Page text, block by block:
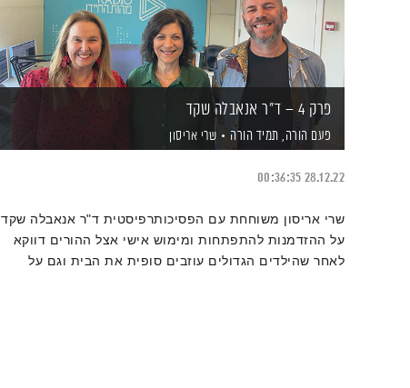
פרק 4 – ד"ר אנאבלה שקד
פעם הורה, תמיד הורה שרי אריסון
28.12.22
00:36:35
שרי אריסון משוחחת עם הפסיכותרפיסטית ד"ר אנאבלה שקד
על ההזדמנות להתפתחות ומימוש אישי אצל ההורים דווקא
לאחר שהילדים הגדולים עוזבים סופית את הבית וגם על